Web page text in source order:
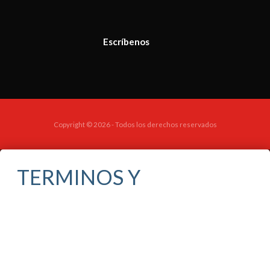
Escríbenos
Copyright © 2026 - Todos los derechos reservados
TERMINOS Y